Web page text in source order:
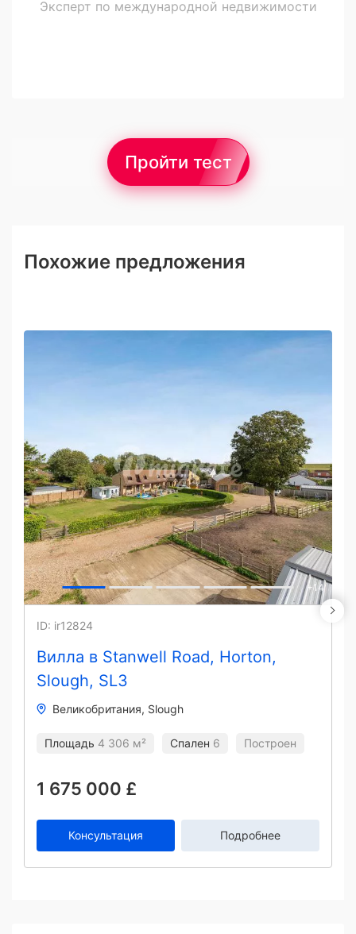
Эксперт по международной недвижимости
Пройти тест
Похожие предложения
+14
Вилла в Stanwell Road, Horton,
Slough, SL3
ID: ir12824
Великобритания Slough
Площадь 4 306 м² Спален 6 Построен
1 675 000 £
Консультация Подробнее